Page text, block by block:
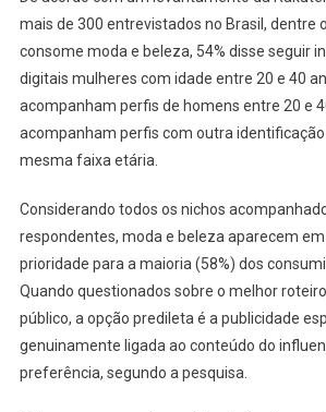
mais de 300 entrevistados no Brasil, dentre
consome moda e beleza, 54% disse seguir
digitais mulheres com idade entre 20 e 40
acompanham perfis de homens entre 20 e
acompanham perfis com outra
mesma faixa etária.
Considerando todos os nichos
respondentes, moda e beleza aparecem
prioridade para a maioria (58%) dos
Quando questionados sobre o melhor
público, a opção predileta é a publicidade
genuinamente ligada ao conteúdo do
preferência, segundo a pesquisa.